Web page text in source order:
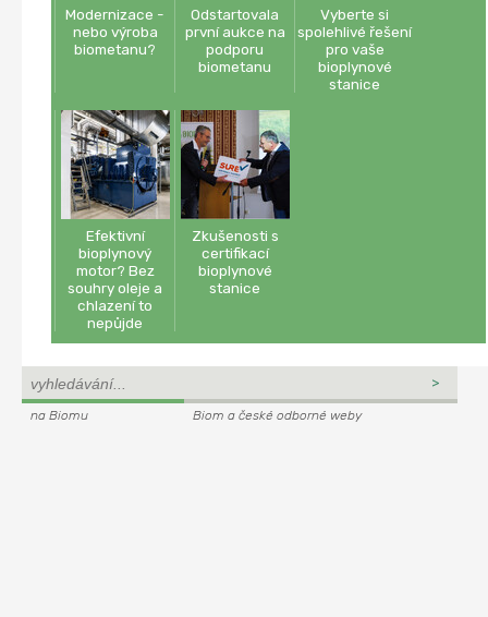
Modernizace -
nebo výroba
biometanu?
Odstartovala
první aukce na
podporu
biometanu
Vyberte si
spolehlivé řešení
pro vaše
bioplynové
stanice
Efektivní
bioplynový
motor? Bez
souhry oleje a
chlazení to
nepůjde
Zkušenosti s
certifikací
bioplynové
stanice
na Biomu Biom a české odborné weby